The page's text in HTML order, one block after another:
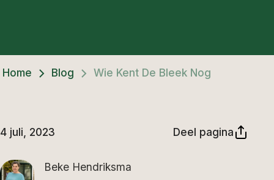
Home Blog Wie Kent De Bleek Nog
4 juli, 2023 Deel pagina
Beke Hendriksma